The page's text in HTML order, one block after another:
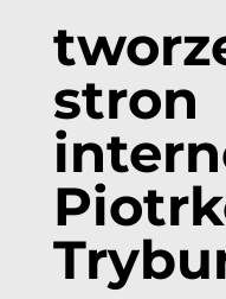
stron